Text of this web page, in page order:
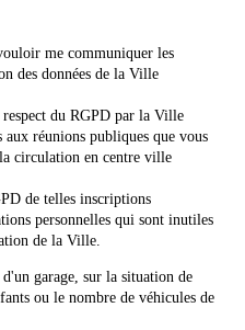
me communiquer les
des données de la Ville
du RGPD par la Ville
aux réunions publiques que vous
circulation en centre ville
de telles inscriptions
personnelles qui sont inutiles
de la Ville.
garage, sur la situation de
ou le nombre de véhicules de